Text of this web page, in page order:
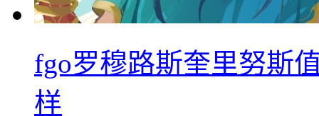
fgo罗穆路斯奎里努斯
样